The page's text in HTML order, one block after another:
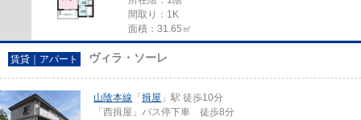
間取り：1K
面積：31.65㎡
賃貸｜アパート ヴィラ・ソーレ
山陰本線 「 揖屋 」駅 徒歩10分
「西揖屋」バス停下車 徒歩8分